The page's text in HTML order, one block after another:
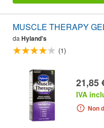
MUSCLE THERAPY
da Hyland's
(1)
21,85
IVA
Non